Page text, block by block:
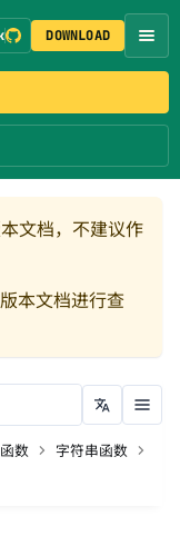
DOWNLOAD
文档，不建议作
本文档进行查
数
字符串函数